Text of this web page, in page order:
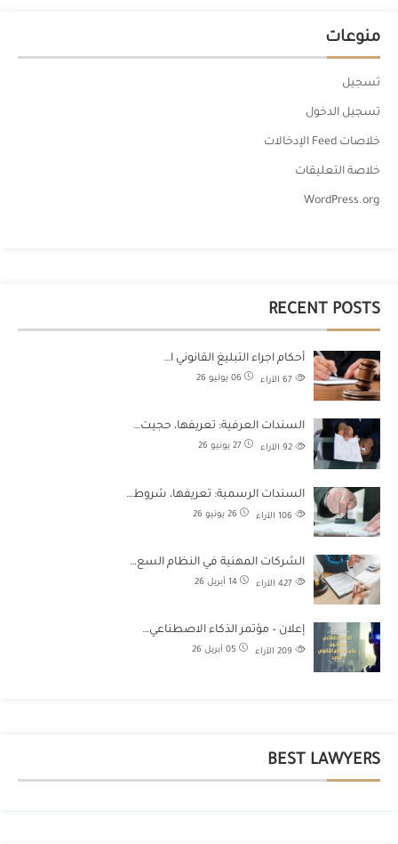
منوعات
تسجيل
تسجيل الدخول
خلاصات Feed الإدخالات
خلاصة التعليقات
WordPress.org
RECENT POSTS
أحكام اجراء التبليغ القانوني ا…
06 يوليو 26 الآراء
السندات العرفية: تعريفها، حجيت…
27 يونيو 26 الآراء
السندات الرسمية: تعريفها، شروط…
26 يونيو 26 الآراء
الشركات المهنية في النظام السع…
14 أبريل 26 الآراء
إعلان – مؤتمر الذكاء الاصطناعي…
05 أبريل 26 الآراء
BEST LAWYERS